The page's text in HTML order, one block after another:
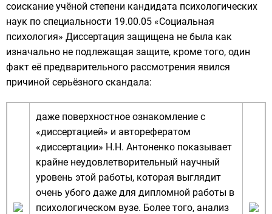
соискание учёной степени кандидата психологических
наук по специальности 19.00.05 «Социальная
психология» Диссертация защищена не была как
изначально не подлежащая защите, кроме того, один
факт её предварительного рассмотрения явился
причиной серьёзного скандала:
даже поверхностное ознакомление с
«диссертацией» и авторефератом
«диссертации» Н.Н. Антоненко показывает
крайне неудовлетворительный научный
уровень этой работы, которая выглядит
очень убого даже для дипломной работы в
психологическом вузе. Более того, анализ